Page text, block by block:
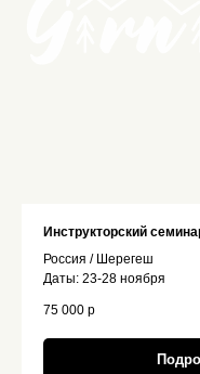
Инструкторский
Россия / Шерегеш
Даты: 23-28 ноября
75 000 р